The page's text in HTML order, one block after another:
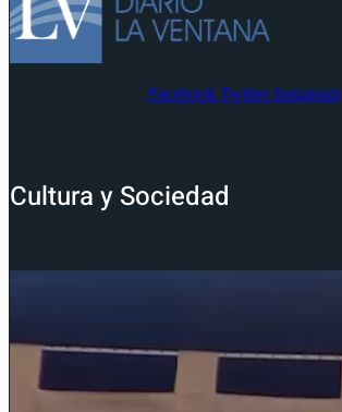
Facebook Twitter Instagram
Cultura y Sociedad